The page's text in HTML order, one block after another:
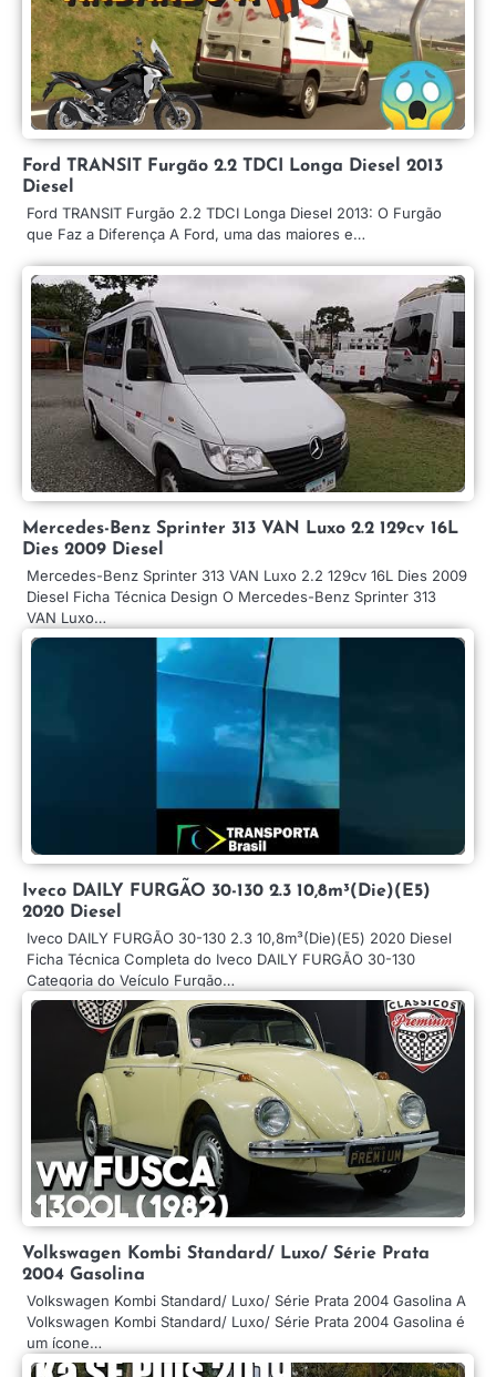
Ford TRANSIT Furgão 2.2 TDCI Longa Diesel 2013
Diesel
Ford TRANSIT Furgão 2.2 TDCI Longa Diesel 2013: O Furgão
que Faz a Diferença A Ford, uma das maiores e…
Mercedes-Benz Sprinter 313 VAN Luxo 2.2 129cv 16L
Dies 2009 Diesel
Mercedes-Benz Sprinter 313 VAN Luxo 2.2 129cv 16L Dies 2009
Diesel Ficha Técnica Design O Mercedes-Benz Sprinter 313
VAN Luxo…
Iveco DAILY FURGÃO 30-130 2.3 10,8m³(Die)(E5)
2020 Diesel
Iveco DAILY FURGÃO 30-130 2.3 10,8m³(Die)(E5) 2020 Diesel
Ficha Técnica Completa do Iveco DAILY FURGÃO 30-130
Categoria do Veículo Furgão…
Volkswagen Kombi Standard/ Luxo/ Série Prata
2004 Gasolina
Volkswagen Kombi Standard/ Luxo/ Série Prata 2004 Gasolina A
Volkswagen Kombi Standard/ Luxo/ Série Prata 2004 Gasolina é
um ícone…